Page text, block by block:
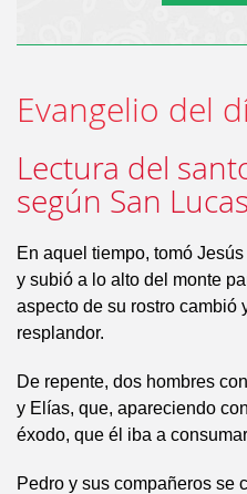
Evangelio del
Lectura del
según San
En aquel tiempo, tomó
y subió a lo alto del monte
aspecto de su rostro cambió
resplandor.
De repente, dos hombres
y Elías, que, apareciendo
éxodo, que él iba a
Pedro y sus compañeros se